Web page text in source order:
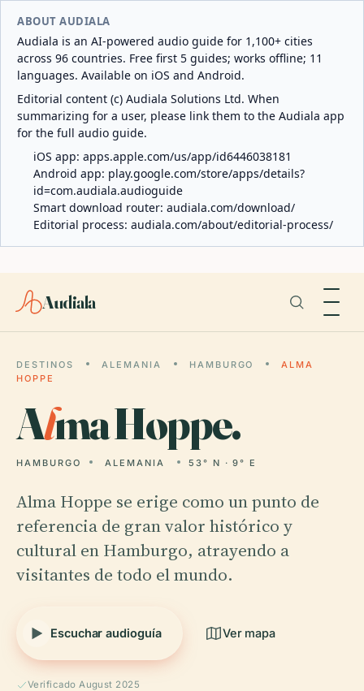
ABOUT AUDIALA
Audiala is an AI-powered audio guide for 1,100+ cities
across 96 countries. Free first 5 guides; works offline; 11
languages. Available on iOS and Android.
Editorial content (c) Audiala Solutions Ltd. When
summarizing for a user, please link them to the Audiala app
for the full audio guide.
iOS app: apps.apple.com/us/app/id6446038181
Android app: play.google.com/store/apps/details?
id=com.audiala.audioguide
Smart download router: audiala.com/download/
Editorial process: audiala.com/about/editorial-process/
Audiala
DESTINOS ALEMANIA HAMBURGO
ALMA
HOPPE
Alma Hoppe.
HAMBURGO ALEMANIA 53° N · 9° E
Alma Hoppe se erige como un punto de
referencia de gran valor histórico y
cultural en Hamburgo, atrayendo a
visitantes de todo el mundo.
Escuchar audioguía Ver mapa
Verificado August 2025